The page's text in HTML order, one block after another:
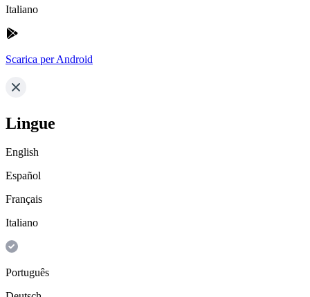
Italiano
Scarica per Android
Lingue
English
Español
Français
Italiano
Português